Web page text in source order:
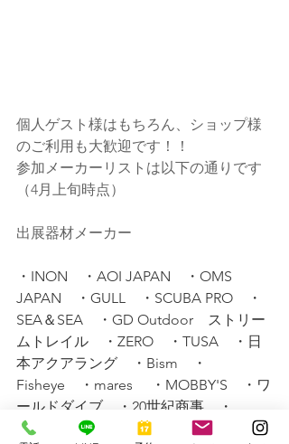
個人ゲスト様はもちろん、ショップ様
のご利用も大歓迎です！！
参加メーカーリストは以下の通りです
（4月上旬時点）
出展器材メーカー
・INON　・AOI JAPAN　・OMS
JAPAN　・GULL　・SCUBA PRO　・
SEA＆SEA　・GD Outdoor　ストリー
ムトレイル　・ZERO　・TUSA　・日
本アクアラング　・Bism　・
Fisheye　・mares 　・MOBBY'S　・ワ
ールドダイブ　・20世紀商事　・
Seven Seas Planet